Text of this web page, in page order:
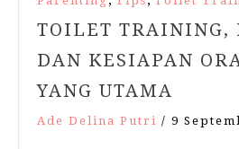
TOILET TRAINING,
DAN KESIAPAN
YANG UTAMA
Ade Delina Putri / 9